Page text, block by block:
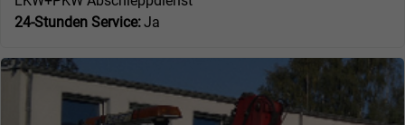
24-Stunden Service:Ja